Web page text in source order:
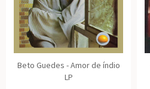
Beto Guedes - Amor de índio
LP